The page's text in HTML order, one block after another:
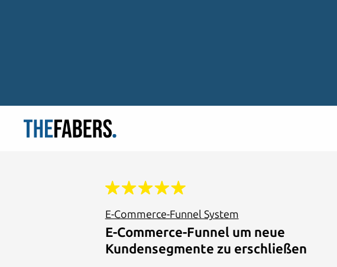
E-Commerce-Funnel System
E-Commerce-Funnel um neue
Kundensegmente zu erschließen